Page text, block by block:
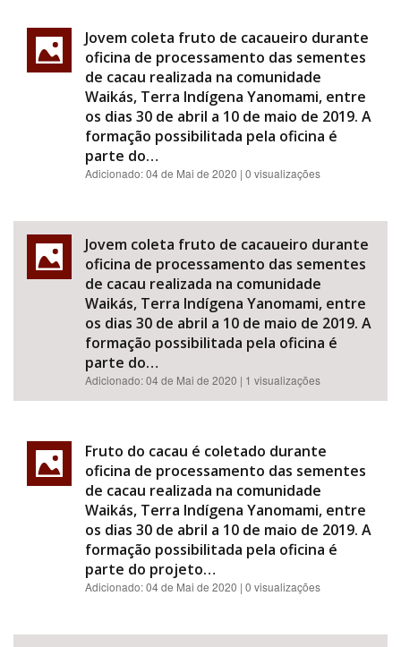
Jovem coleta fruto de cacaueiro durante
oficina de processamento das sementes
de cacau realizada na comunidade
Waikás, Terra Indígena Yanomami, entre
os dias 30 de abril a 10 de maio de 2019. A
formação possibilitada pela oficina é
parte do…
Adicionado:04 de Mai de 2020 | 0 visualizações
Jovem coleta fruto de cacaueiro durante
oficina de processamento das sementes
de cacau realizada na comunidade
Waikás, Terra Indígena Yanomami, entre
os dias 30 de abril a 10 de maio de 2019. A
formação possibilitada pela oficina é
parte do…
Adicionado:04 de Mai de 2020 | 1 visualizações
Fruto do cacau é coletado durante
oficina de processamento das sementes
de cacau realizada na comunidade
Waikás, Terra Indígena Yanomami, entre
os dias 30 de abril a 10 de maio de 2019. A
formação possibilitada pela oficina é
parte do projeto…
Adicionado:04 de Mai de 2020 | 0 visualizações